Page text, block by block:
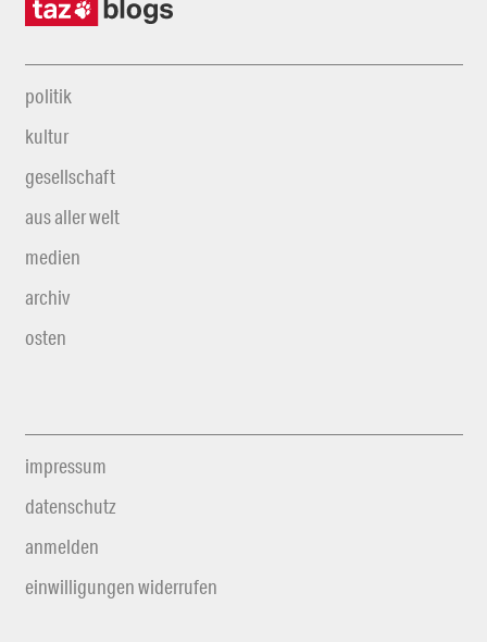
politik
kultur
gesellschaft
aus aller welt
medien
archiv
osten
impressum
datenschutz
anmelden
einwilligungen widerrufen